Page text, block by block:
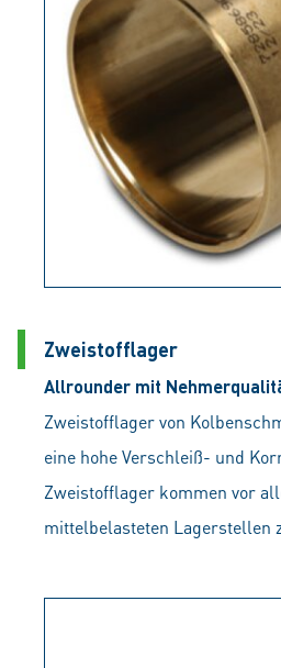
Zweistofflager
Allrounder mit
Zweistofflager von
eine hohe Verschleiß- und
Zweistofflager kommen vor
mittelbelasteten Lagerstellen